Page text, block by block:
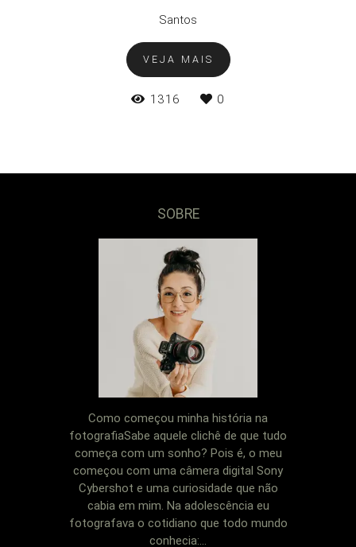
Santos
VEJA MAIS
1316 0
SOBRE
Como começou minha história na
fotografiaSabe aquele clichê de que tudo
começa com um sonho? Pois é, o meu
começou com uma câmera digital Sony
Cybershot e uma curiosidade que não
cabia em mim. Na adolescência eu
fotografava o cotidiano que todo mundo
conhecia:...